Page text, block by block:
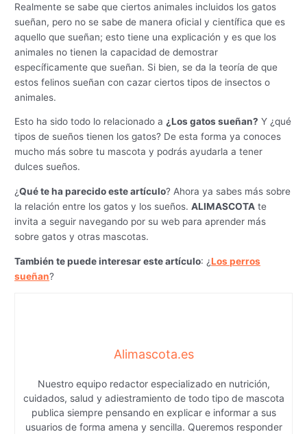
Realmente se sabe que ciertos animales incluidos los gatos
sueñan, pero no se sabe de manera oficial y científica que es
aquello que sueñan; esto tiene una explicación y es que los
animales no tienen la capacidad de demostrar
específicamente que sueñan. Si bien, se da la teoría de que
estos felinos sueñan con cazar ciertos tipos de insectos o
animales.
Esto ha sido todo lo relacionado a¿Los gatos sueñan? Y ¿qué
tipos de sueños tienen los gatos? De esta forma ya conoces
mucho más sobre tu mascota y podrás ayudarla a tener
dulces sueños.
¿Qué te ha parecido este artículo? Ahora ya sabes más sobre
la relación entre los gatos y los sueños.ALIMASCOTA te
invita a seguir navegando por su web para aprender más
sobre gatos y otras mascotas.
También te puede interesar este artículo: ¿Los perros
sueñan?
Alimascota.es
Nuestro equipo redactor especializado en nutrición,
cuidados, salud y adiestramiento de todo tipo de mascota
publica siempre pensando en explicar e informar a sus
usuarios de forma amena y sencilla. Queremos responder